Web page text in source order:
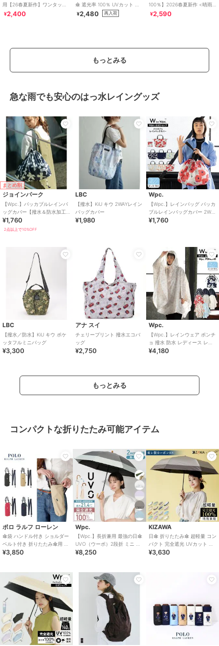
用【26春夏新作】ワンタッチ
晴雨兼用 折りたたみ傘 /G-
¥2,400
傘 遮光率 100％ UVカット バ
イカラー
¥2,480 再入荷
100％】2026春夏新作 <晴雨
兼用>折り畳みスカラップ日傘
¥2,590
もっとみる
急な雨でも安心のはっ水レイングッズ
まとめ割
ジョインパーク
【Wpc.】パッカブルレインバ
ッグカバー【撥水＆防水加工
生地 大きい開け口 収納力バツ
グン】
¥1,760
2点以上で10%OFF
LBC
【撥水】KiU キウ 2WAYレイン
バッグカバー
¥1,980
Wpc.
【Wpc.】レインバッグ パッカ
ブルレインバッグカバー 2WAY
撥水 防水 エコバッグ サブバッ
¥1,760
LBC
【撥水／防水】KiU キウ ポケ
ッタフルミニバッグ
¥3,300
アナ スイ
チェリープリント 撥水エコバ
ッグ
¥2,750
Wpc.
【Wpc.】レインウェア ポンチ
ョ 撥水 防水 レディース レイ
ンコート 可愛い おしゃれ
¥4,180
もっとみる
コンパクトな折りたたみ可能アイテム
ポロ ラルフ ローレン
傘袋 ハンドル付き ショルダー
ベルト付き 折りたたみ傘用 ポ
ロポニー ロゴ ワンポイント 無
¥3,850
Wpc.
【Wpc.】長折兼用 最強の日傘
UVO（ウーボ）2段折 ミニ 完
全遮光 遮熱 晴雨兼用 折りたた
¥8,250
KIZAWA
日傘 折りたたみ傘 超軽量 コン
パクト 完全遮光 UVカット 晴
雨兼用 雨傘 6本骨 airy+
¥3,630